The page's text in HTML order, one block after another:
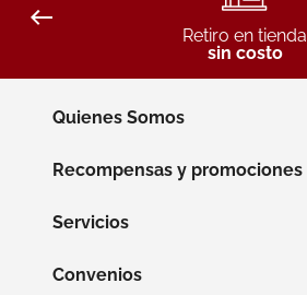
Retiro en tienda
sin costo
Quienes Somos
Recompensas y promociones
Servicios
Convenios